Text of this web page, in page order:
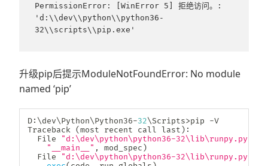
PermissionError: [WinError 5] 拒绝访问。:
'd:\\dev\\python\\python36-
32\\scripts\\pip.exe'
升级pip后提示ModuleNotFoundError: No module
named ‘pip’
D: \dev\Python\Python36-32\Scripts>pip -V
Traceback (most recent call last ) :
  File
"d:\dev\python\python36-32\lib\runpy.py"
"__main__" , mod_spec )
  File
"d:\dev\python\python36-32\lib\runpy.py"